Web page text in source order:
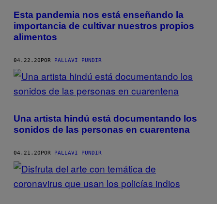
Esta pandemia nos está enseñando la
importancia de cultivar nuestros propios
alimentos
04.22.20POR PALLAVI PUNDIR
Una artista hindú está documentando los
sonidos de las personas en cuarentena
04.21.20POR PALLAVI PUNDIR